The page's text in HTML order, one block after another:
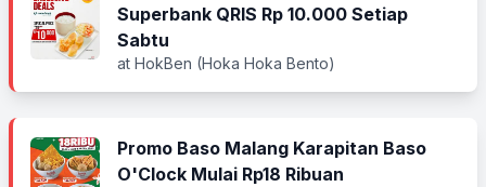
Superbank QRIS Rp 10.000 Setiap
Sabtu
at HokBen (Hoka Hoka Bento)
Promo Baso Malang Karapitan Baso
O'Clock Mulai Rp18 Ribuan